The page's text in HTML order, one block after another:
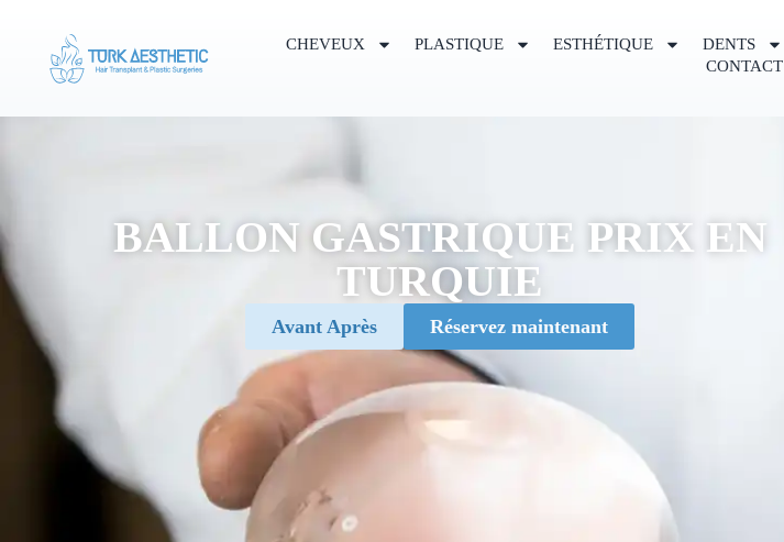
CHEVEUX PLASTIQUE ESTHÉTIQUE DENTS
CONTACT
BALLON GASTRIQUE PRIX EN
TURQUIE
Avant Après Réservez maintenant